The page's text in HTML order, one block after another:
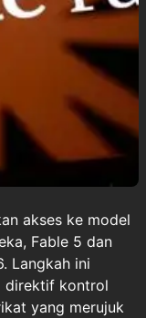
akses ke model
Fable 5 dan
Langkah ini
direktif kontrol
yang merujuk